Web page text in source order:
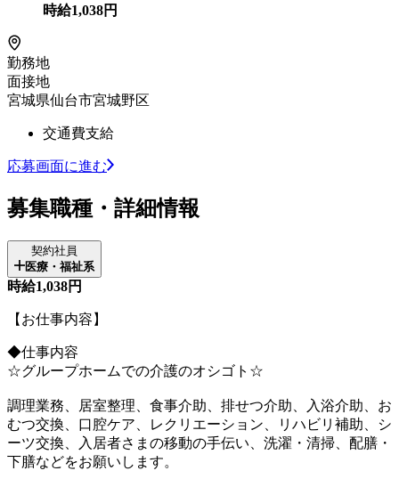
時給1,038円
勤務地
面接地
宮城県仙台市宮城野区
交通費支給
応募画面に進む
募集職種・詳細情報
契約社員
医療・福祉系
時給1,038円
【お仕事内容】
◆仕事内容
☆グループホームでの介護のオシゴト☆
調理業務、居室整理、食事介助、排せつ介助、入浴介助、お
むつ交換、口腔ケア、レクリエーション、リハビリ補助、シ
ーツ交換、入居者さまの移動の手伝い、洗濯・清掃、配膳・
下膳などをお願いします。